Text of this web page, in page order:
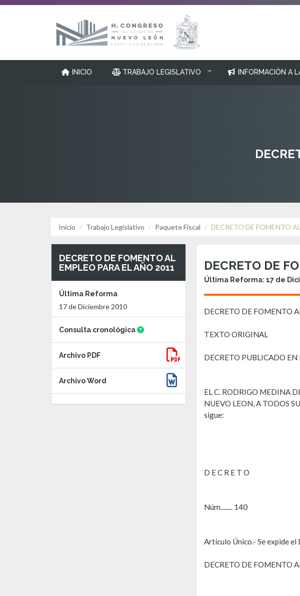
INICIO TRABAJO LEGISLATIVO INFORMACIÓN A
Inicio Trabajo Legislativo Paquete Fiscal DECRETO DE FOMENTO
DECRETO DE FOMENTO AL
EMPLEO PARA EL AÑO 2011
Última Reforma
17 de Diciembre 2010
Consulta cronológica
Archivo PDF
Archivo Word
DECRETO DE
Última Reforma: 17 de
DECRETO DE FOMENTO
TEXTO ORIGINAL
DECRETO PUBLICADO EN
EL C. RODRIGO MEDINA
NUEVO LEON, A TODOS
sigue:
D E C R E T O
Núm........ 140
Artículo Único.- Se expide
DECRETO DE FOMENTO